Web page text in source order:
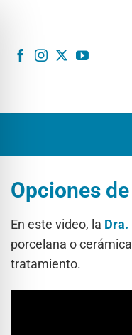
content
Opciones
En este video, la
porcelana o
tratamiento.